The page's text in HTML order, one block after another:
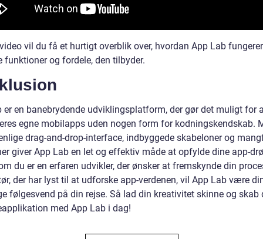
vil du få et hurtigt overblik over, hvordan App Lab
funktioner og fordele, den tilbyder.
er en banebrydende udviklingsplatform, der gør det muligt for
egne mobilapps uden nogen form for kodningskendskab.
drag-and-drop-interface, indbyggede skabeloner og
giver App Lab en let og effektiv måde at opfylde dine app-
du er en erfaren udvikler, der ønsker at fremskynde din
der har lyst til at udforske app-verdenen, vil App Lab være
følgesvend på din rejse. Så lad din kreativitet skinne og skab
med App Lab i dag!